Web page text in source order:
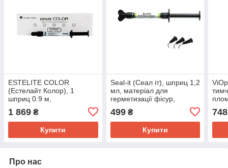
ESTELITE COLOR
(Естелайт Колор), 1
шприц 0.9 м,
матеріал, Tokuyama
Dental
1 869 ₴
Купити
Seal-it (Сеал іт), шприц 1,2
мл, матеріал для
герметизації фісур,
499₴
Купити
748
Про нас